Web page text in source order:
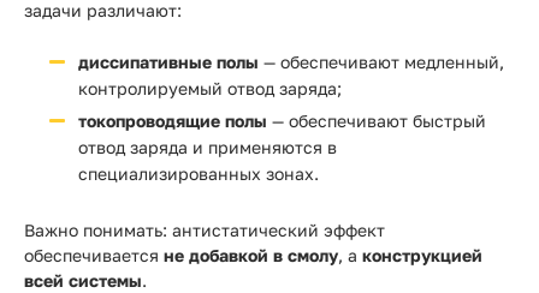
задачи различают:
диссипативные полы — обеспечивают медленный,
контролируемый отвод заряда;
токопроводящие полы — обеспечивают быстрый
отвод заряда и применяются в
специализированных зонах.
Важно понимать: антистатический эффект
обеспечивается не добавкой в смолу, а конструкцией
всей системы.